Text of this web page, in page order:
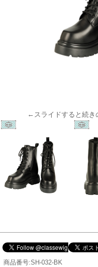
←スライドすると続
商品番号:SH-032-BK